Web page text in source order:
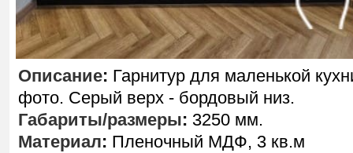
Описание: Гарнитур для маленькой
фото. Серый верх - бордовый низ.
Габариты/размеры: 3250 мм.
Материал: Пленочный МДФ, 3 кв.м